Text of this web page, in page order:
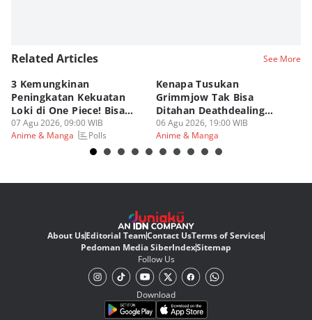
Related Articles See More
3 Kemungkinan
Peningkatan Kekuatan
Loki di One Piece! Bisa
Lebih OP?
07 Agu 2026, 09:00 WIB
Anime & Manga
Polls
Kenapa Tusukan
Grimmjow Tak Bisa
Ditahan Deathdealing
Askin Bleach?
06 Agu 2026, 19:00 WIB
Anime & Manga
About UsEditorial TeamContact UsTerms of Services
Pedoman Media SiberIndexSitemap
Follow Us
Download